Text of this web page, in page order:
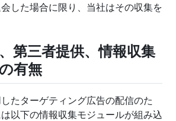
した場合に限り、当社はその収集を
第三者提供、情報収集
有無
たターゲティング広告の配信のた
以下の情報収集モジュールが組み込